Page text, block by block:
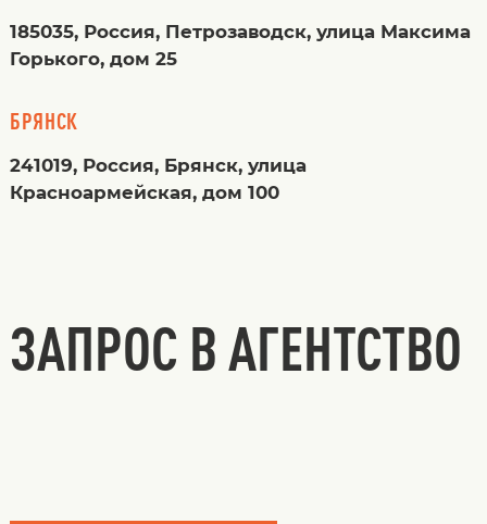
185035, Россия, Петрозаводск, улица Максима
Горького, дом 25
БРЯНСК
241019, Россия, Брянск, улица
Красноармейская, дом 100
ЗАПРОС В АГЕНТСТВО